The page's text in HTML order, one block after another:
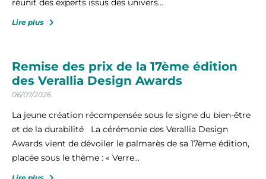
réunit des experts issus des univers...
Lire plus
Remise des prix de la 17ème édition
des Verallia Design Awards
06/07/2026
La jeune création récompensée sous le signe du bien-être
et de la durabilité La cérémonie des Verallia Design
Awards vient de dévoiler le palmarès de sa 17ème édition,
placée sous le thème : « Verre...